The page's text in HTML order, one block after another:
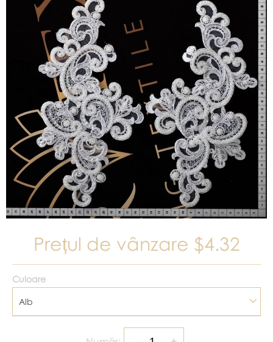
Prețul de vânzare $4.32
Culoare
Alb